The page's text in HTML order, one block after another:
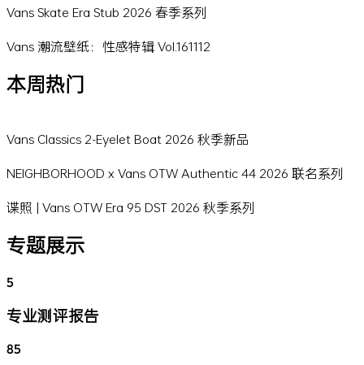
Vans Skate Era Stub 2026 春季系列
Vans 潮流壁纸：性感特辑 Vol.161112
本周热门
Vans Classics 2-Eyelet Boat 2026 秋季新品
NEIGHBORHOOD x Vans OTW Authentic 44 2026 联名系列
谍照 | Vans OTW Era 95 DST 2026 秋季系列
专题展示
5
专业测评报告
85